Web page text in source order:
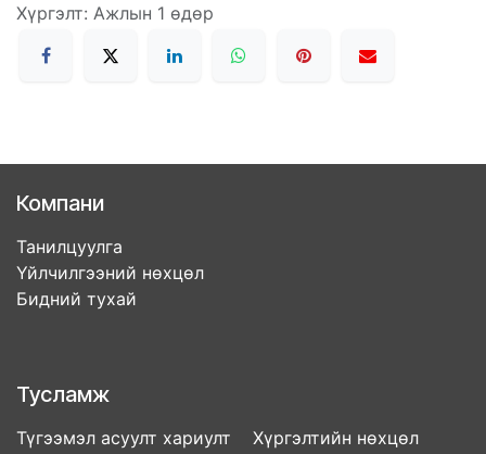
Хүргэлт: Ажлын 1 өдөр
Компани
Танилцуулга
Үйлчилгээний нөхцөл
Бидний тухай
Тусламж
Түгээмэл асуулт хариулт Хүргэлтийн нөхцөл